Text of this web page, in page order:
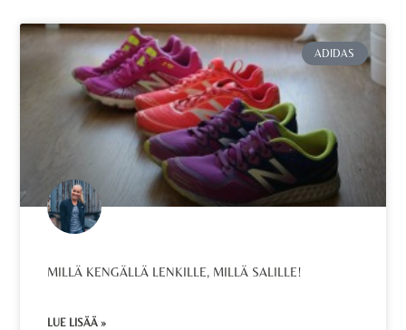
ADIDAS
MILLÄ KENGÄLLÄ LENKILLE, MILLÄ SALILLE!
LUE LISÄÄ »